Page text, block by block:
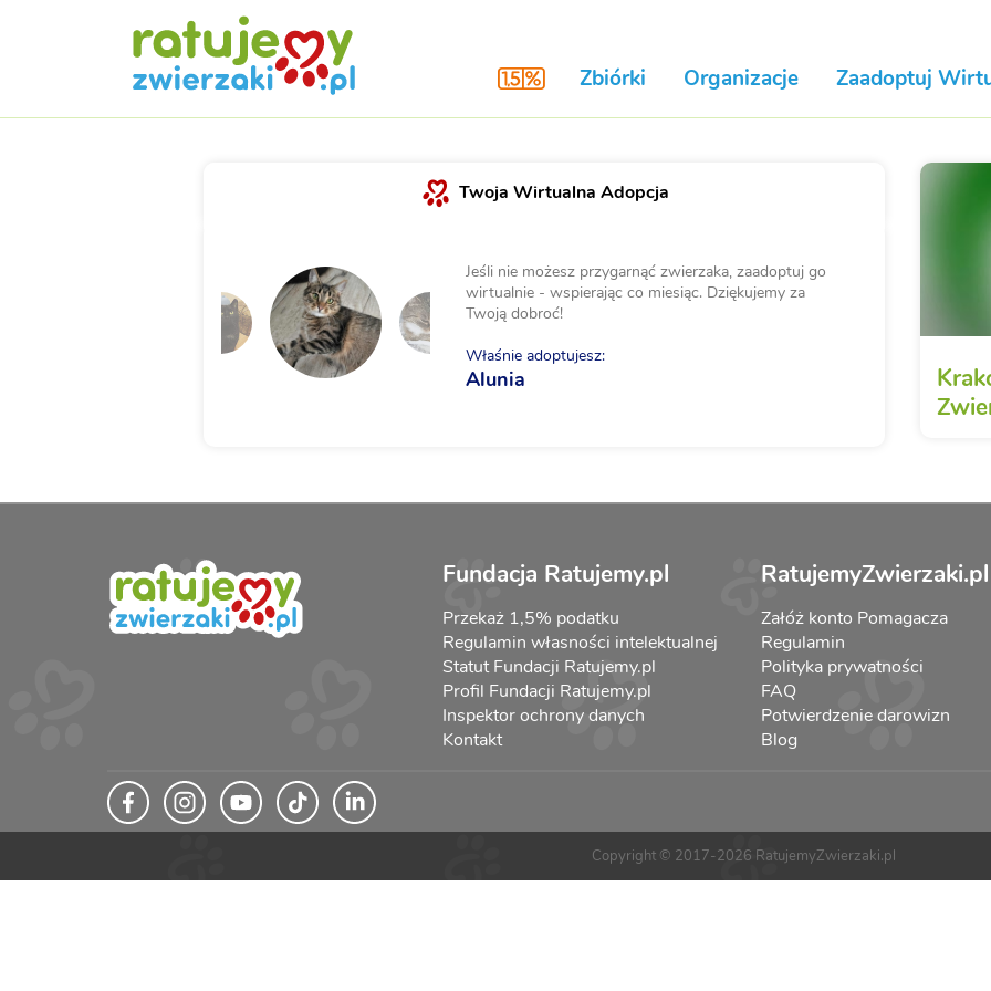
Zbiórki Organizacje Zaadoptuj
Twoja Wirtualna Adopcja
Jeśli nie możesz przygarnąć zwierzaka, zaadoptuj go
wirtualnie - wspierając co miesiąc. Dziękujemy za
Twoją dobroć!
Właśnie adoptujesz:
Alunia
Fundacja Ratujemy.pl
Przekaż 1,5% podatku
Regulamin własności intelektualnej
Statut Fundacji Ratujemy.pl
Profil Fundacji Ratujemy.pl
Inspektor ochrony danych
Kontakt
RatujemyZwierzaki.pl
Załóż konto Pomagacza
Regulamin
Polityka prywatności
FAQ
Potwierdzenie darowizn
Blog
Copyright © 2017-2026 RatujemyZwierzaki.pl